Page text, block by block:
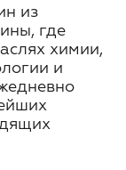
из
где
химии,
и